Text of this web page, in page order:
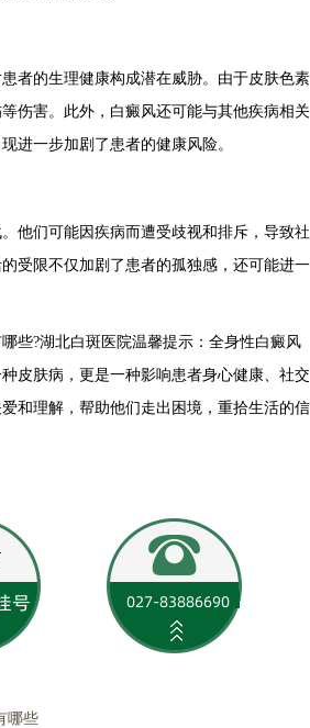
的生理健康构成潜在威胁。由于皮肤色素
伤害。此外，白癜风还可能与其他疾病相关
进一步加剧了患者的健康风险。
们可能因疾病而遭受歧视和排斥，导致社
受限不仅加剧了患者的孤独感，还可能进一
?湖北白斑医院温馨提示：全身性白癜风
皮肤病，更是一种影响患者身心健康、社交
和理解，帮助他们走出困境，重拾生活的信
哪些